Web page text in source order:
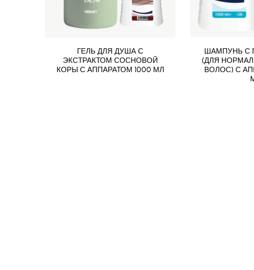
ГЕЛЬ ДЛЯ ДУША С
ЭКСТРАКТОМ СОСНОВОЙ
КОРЫ С АППАРАТОМ 1000 МЛ
ШАМПУНЬ С
(ДЛЯ
ВОЛОС) С